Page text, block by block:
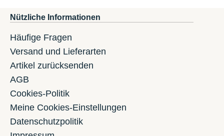
Nützliche Informationen
Häufige Fragen
Versand und Lieferarten
Artikel zurücksenden
AGB
Cookies-Politik
Meine Cookies-Einstellungen
Datenschutzpolitik